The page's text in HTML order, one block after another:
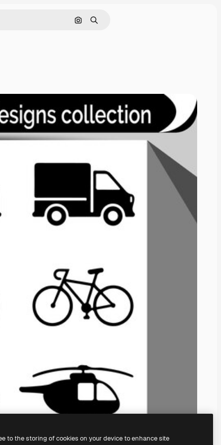
Pesquisar por imagem
Buscar
to the storing of cookies on your device to enhance site